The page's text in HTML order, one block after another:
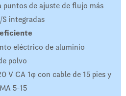
puntos de ajuste de flujo más
S integradas
eléctrico de aluminio
polvo
V CA 1φ con cable de 15 pies y
5-15